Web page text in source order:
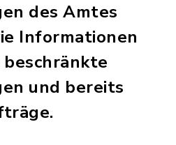
des Amtes
Informationen
und bereits